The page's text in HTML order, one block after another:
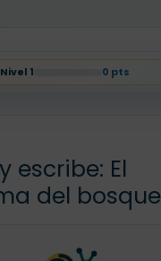
Nivel 1 0 pts
escribe: El
del bosque